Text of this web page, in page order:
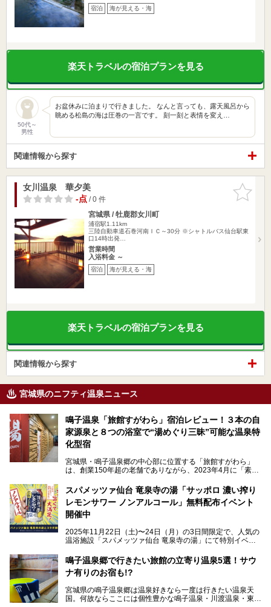
宿泊 海が見える・海
楽天トラベルの宿泊プランを見る
50代～
男性
​お盆休みに泊まりで行きました。 なんと言っても、露天風呂から
眺める松島の海は圧巻の一言です。 刻一刻と表情を変え…
関連情報から探す
お気に入
りに追加
女川温泉 華夕美
-点/ 0 件
宮城県 / 牡鹿郡女川町
浦宿駅1.11km
三陸自動車道石巻河南ＩＣ～30分 ※シャトルバス仙台駅東
口14時出発…
営業時間
入浴料金 ～
宿泊 海が見える・海
楽天トラベルの宿泊プランを見る
関連情報から探す
宮城県のニフティ温泉ニュース
鳴子温泉「旅館すがわら」宿泊レビュー！３本の自
家源泉と８つの浴室で“湯めぐり三昧”可能な温泉特
化型宿
宮城県・鳴子温泉郷の中心部に位置する「旅館すがわら」
は、創業150年超の老舗でありながら、2023年4月に「素泊
を利用したサウナも新設され、温泉ファン・サウナ―双方に
注目のスポットです。
特筆すべきは、館内で完結する圧倒的な「湯めぐり」のバリ
エーション。“温泉のデパート”・“東の横綱”と称される鳴子
温泉郷の中でも、3本の異なる自家源泉を使い分けるその実
力は折り紙付き。実際に宿泊した筆者が、“温泉”を中心にそ
の全貌を詳細レビューします！
スパメッツァ仙台 竜泉寺の湯「サッポロ 濃い搾り
レモンサワー ノンアルコール」無料配布イベント
開催中
2025年11月22日（土)〜24日（月）の3日間限定で、人気の
温浴施設「スパメッツァ仙台 竜泉寺の湯」にて特別イベン
「サッポロ 濃い搾りレモンサワー ノンアルコール」を無料
配布します。さらにSNS投稿で「サッポロ 濃い搾りグレフ
ルサワー ノンアルコール」もプレゼント。湯上がりにぴっ
鳴子温泉郷で行きたい旅館の立寄り温泉5選！サウ
ナ有りのお宿も!?
宮城県の鳴子温泉郷は温泉好きなら一度は行きたい温泉天
国。何故ならここには個性豊かな鳴子温泉・川渡温泉・東鳴